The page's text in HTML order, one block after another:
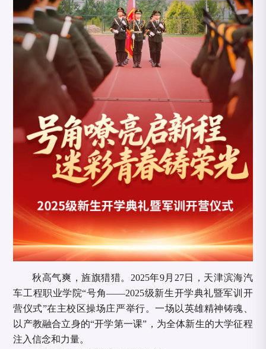
秋高气爽，旌旗猎猎。2025年9月27日，天津滨海汽
车工程职业学院“号角——2025级新生开学典礼暨军训开
营仪式”在主校区操场庄严举行。一场以英雄精神铸魂、
以产教融合立身的“开学第一课”，为全体新生的大学征程
注入信念和力量。